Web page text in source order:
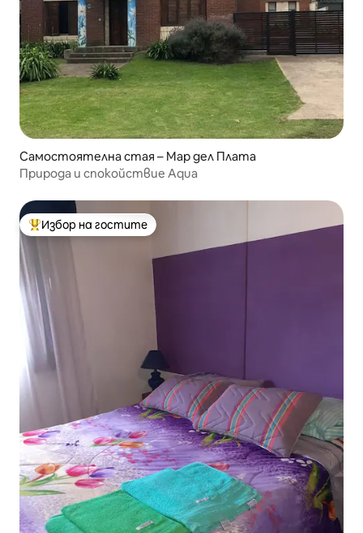
Самостоятелна стая – Мар дел Плата
Природа и спокойствие Aqua
Най-популярен избор на гостите
Избор на гостите